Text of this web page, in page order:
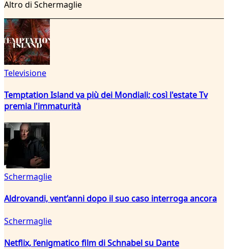
Altro di Schermaglie
Televisione
Temptation Island va più dei Mondiali; così l'estate Tv
premia l'immaturità
Schermaglie
Aldrovandi, vent’anni dopo il suo caso interroga ancora
Schermaglie
Netflix, l’enigmatico film di Schnabel su Dante